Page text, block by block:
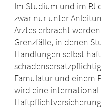
Im Studium und im PJ
zwar nur unter
Arztes erbracht
Grenzfälle, in denen
Handlungen selbst
Famulatur und einem
wird eine